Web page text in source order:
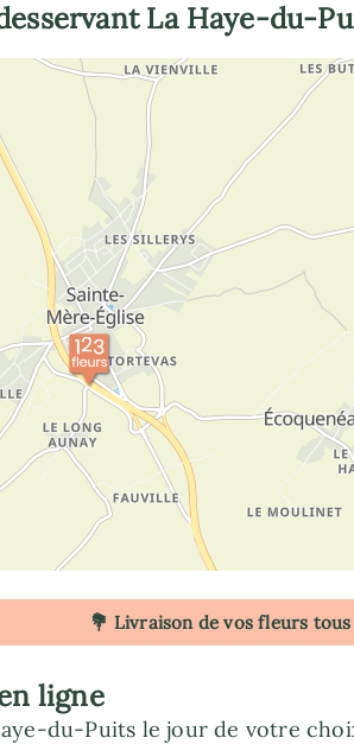
La Haye-du-
💐 Livraison de vos fleurs
ligne
du-Puits le jour de votre